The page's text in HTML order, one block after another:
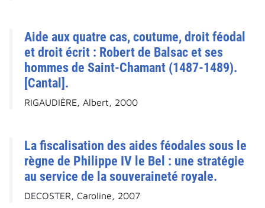
Aide aux quatre cas, coutume, droit féodal
et droit écrit : Robert de Balsac et ses
hommes de Saint-Chamant (1487-1489).
[Cantal].
RIGAUDIÈRE, Albert, 2000
La fiscalisation des aides féodales sous le
règne de Philippe IV le Bel : une stratégie
au service de la souveraineté royale.
DECOSTER, Caroline, 2007